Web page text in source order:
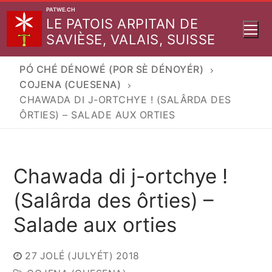
Aller
contenu
PATWE.CH
LE PATOIS ARPITAN DE
SAVIÈSE, VALAIS, SUISSE
PÓ CHÉ DÉNOWÉ (POR SÈ DÉNOYÉR)
COJENA (CUESENA)
CHAWADA DI J-ORTCHYE ! (SALÂRDA DES
ÔRTIES) – SALADE AUX ORTIES
Chawada di j-ortchye !
(Salârda des ôrties) –
Salade aux orties
27 JOLÉ (JULYÉT) 2018